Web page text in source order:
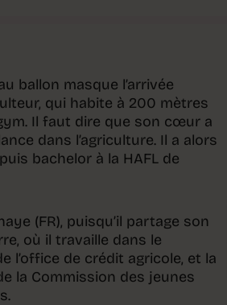
ballon masque l’arrivée
qui habite à 200 mètres
Il faut dire que son cœur a
dans l’agriculture. Il a alors
bachelor à la HAFL de
(FR), puisqu’il partage son
où il travaille dans le
l’office de crédit agricole, et la
la Commission des jeunes